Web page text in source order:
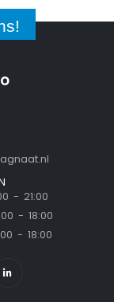
- 21:00
- 18:00
- 18:00